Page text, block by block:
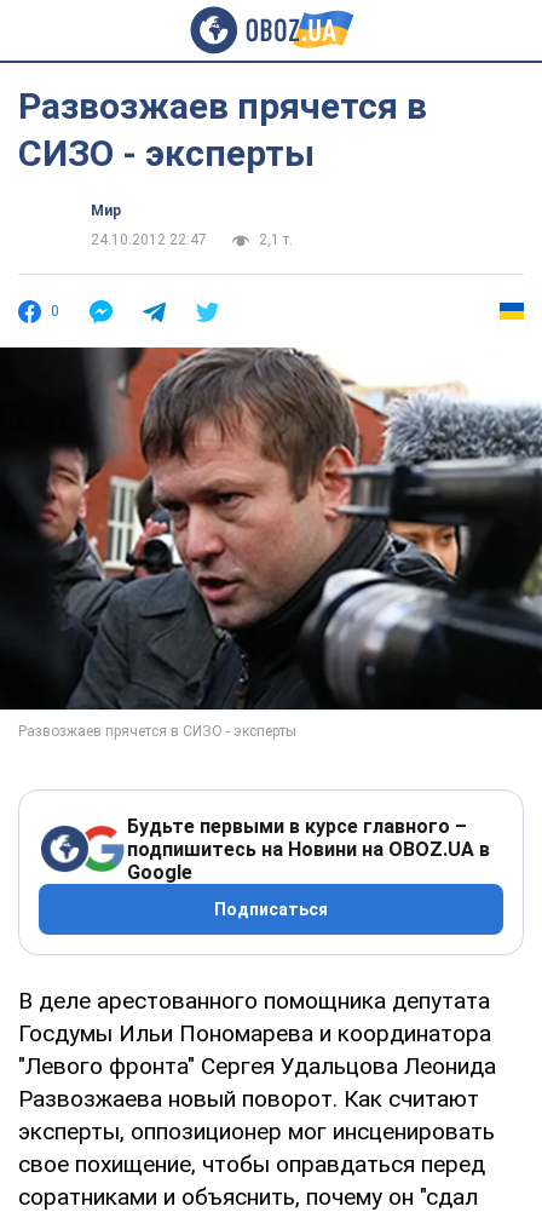
Развозжаев прячется в
СИЗО - эксперты
Мир
24.10.2012 22:47
2,1 т.
0
Будьте первыми в курсе главного –
подпишитесь на Новини на OBOZ.UA в
Google
Подписаться
В деле арестованного помощника депутата
Госдумы Ильи Пономарева и координатора
"Левого фронта" Сергея Удальцова Леонида
Развозжаева новый поворот. Как считают
эксперты, оппозиционер мог инсценировать
свое похищение, чтобы оправдаться перед
соратниками и объяснить, почему он "сдал